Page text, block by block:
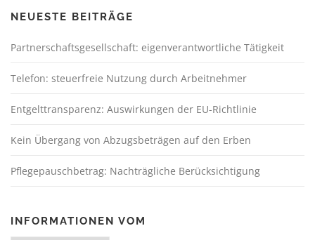
NEUESTE BEITRÄGE
Partnerschaftsgesellschaft: eigenverantwortliche Tätigkeit
Telefon: steuerfreie Nutzung durch Arbeitnehmer
Entgelttransparenz: Auswirkungen der EU-Richtlinie
Kein Übergang von Abzugsbeträgen auf den Erben
Pflegepauschbetrag: Nachträgliche Berücksichtigung
INFORMATIONEN VOM